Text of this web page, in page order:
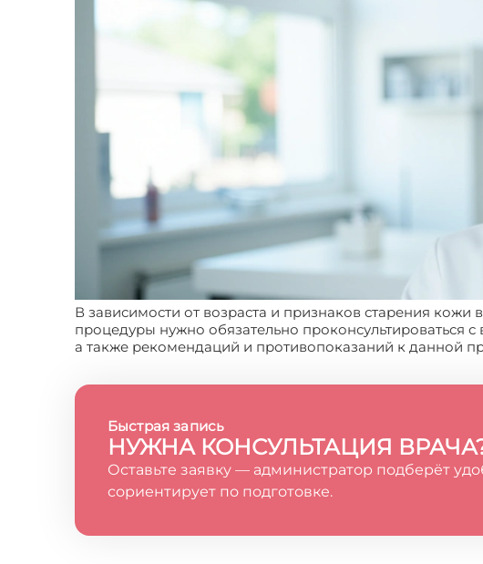
В зависимости от возраста и признаков старения
процедуры нужно обязательно проконсультироваться
а также рекомендаций и противопоказаний к данной
Быстрая запись
НУЖНА КОНСУЛЬТАЦИЯ
Оставьте заявку — администратор подберёт
сориентирует по подготовке.